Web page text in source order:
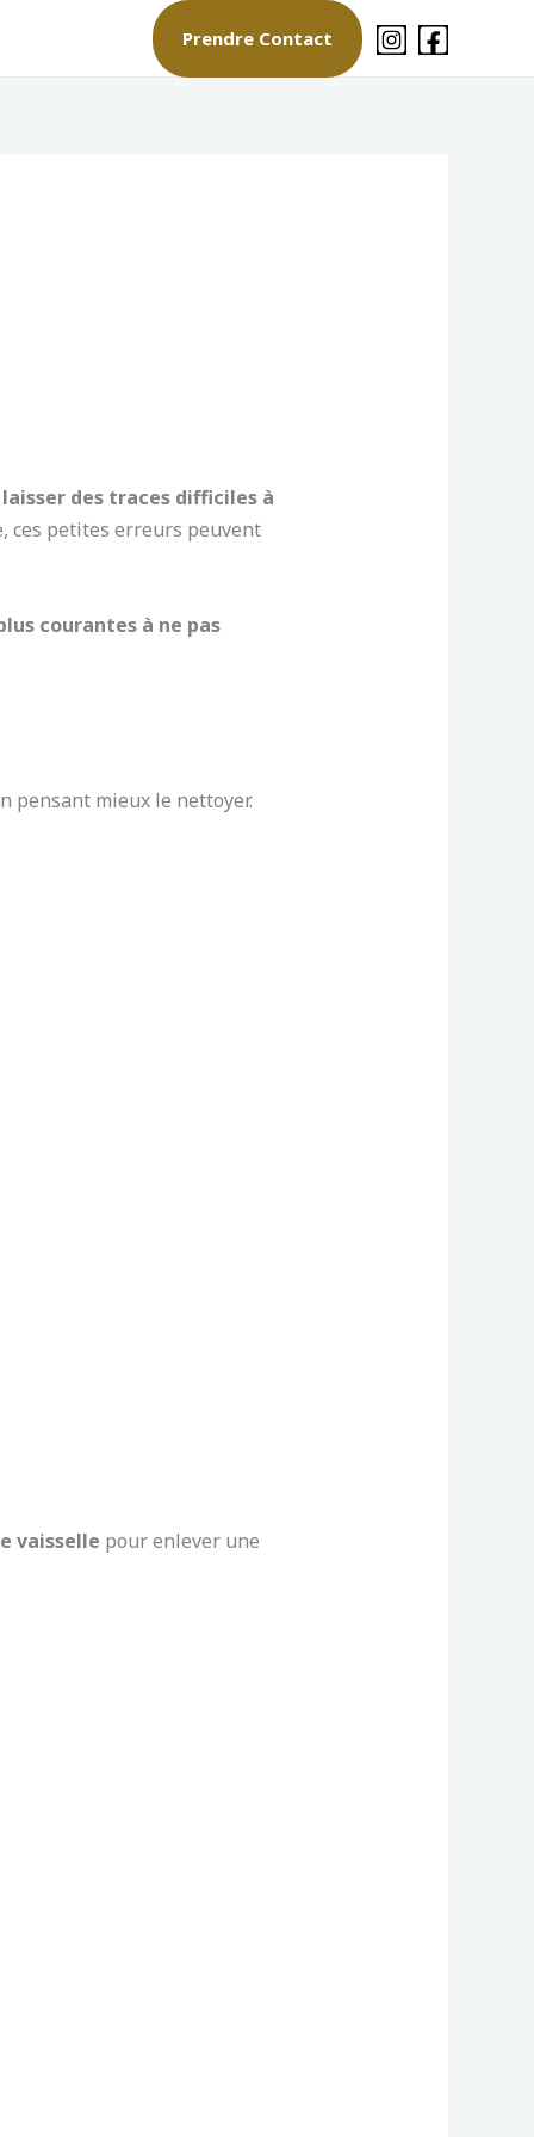
Prendre Contact
laisser des traces difficiles à
ces petites erreurs peuvent
courantes à ne pas
pensant mieux le nettoyer.
vaisselle pour enlever une